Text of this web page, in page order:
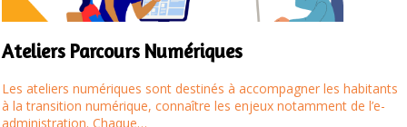
Ateliers Parcours Numériques
Les ateliers numériques sont destinés à accompagner les habitants
à la transition numérique, connaître les enjeux notamment de l’e-
administration. Chaque…